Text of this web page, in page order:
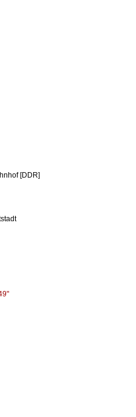
[DDR]